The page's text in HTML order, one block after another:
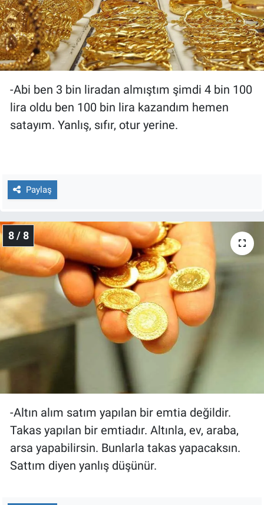
-Abi ben 3 bin liradan almıştım şimdi 4 bin 100
lira oldu ben 100 bin lira kazandım hemen
satayım. Yanlış, sıfır, otur yerine.
Paylaş
8 / 8
-Altın alım satım yapılan bir emtia değildir.
Takas yapılan bir emtiadır. Altınla, ev, araba,
arsa yapabilirsin. Bunlarla takas yapacaksın.
Sattım diyen yanlış düşünür.